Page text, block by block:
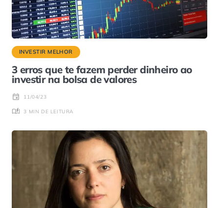
INVESTIR MELHOR
3 erros que te fazem perder dinheiro ao
investir na bolsa de valores
11/04/23
3 MIN DE LEITURA